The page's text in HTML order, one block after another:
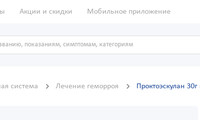
Акции и скидки Мобильное приложение
система Лечение геморроя Проктоэскулан